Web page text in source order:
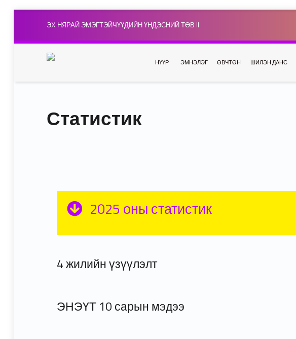
ЭХ НЯРАЙ ЭМЭГТЭЙЧҮҮДИЙН ҮНДЭСНИЙ ТӨВ II
НҮҮР ЭМНЭЛЭГ ӨВЧТӨН ШИЛЭН ДАНС
Статистик
2025 оны статистик
4 жилийн үзүүлэлт
ЭНЭҮТ 10 сарын мэдээ